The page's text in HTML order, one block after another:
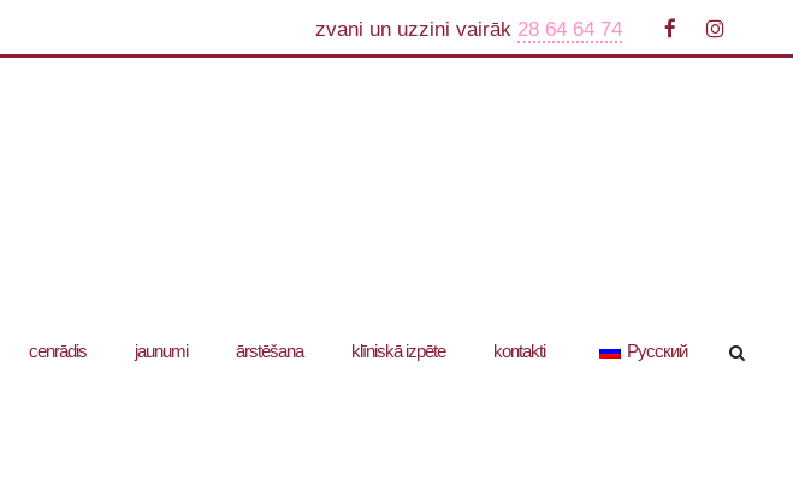
zvani un uzzini vairāk 28 64 64 74
cenrādis jaunumi ārstēšana klīniskā izpēte kontakti Русский